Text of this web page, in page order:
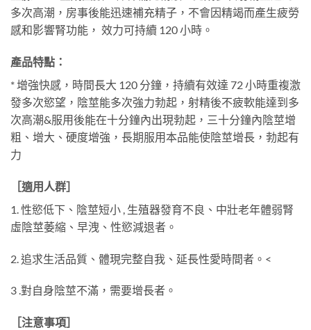
多次高潮，房事後能迅速補充精子，不會因精竭而產生疲勞
感和影響腎功能， 效力可持續 120 小時。
產品特點：
* 增強快感，時間長大 120 分鐘，持續有效達 72 小時重複激
發多次慾望，陰莖能多次強力勃起，射精後不疲軟能達到多
次高潮&服用後能在十分鐘內出現勃起，三十分鐘內陰莖增
粗、增大、硬度增強，長期服用本品能使陰莖增長，勃起有
力
［適用人群］
1. 性慾低下、陰莖短小 , 生殖器發育不良、中壯老年體弱腎
虛陰莖萎縮、早洩、性慾減退者。
2. 追求生活品質、體現完整自我、延長性愛時間者。 <
3 .對自身陰莖不滿，需要增長者。
［注意事項］